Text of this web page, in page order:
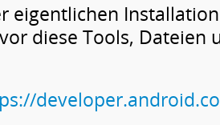
eigentlichen
diese Tools, Dateien